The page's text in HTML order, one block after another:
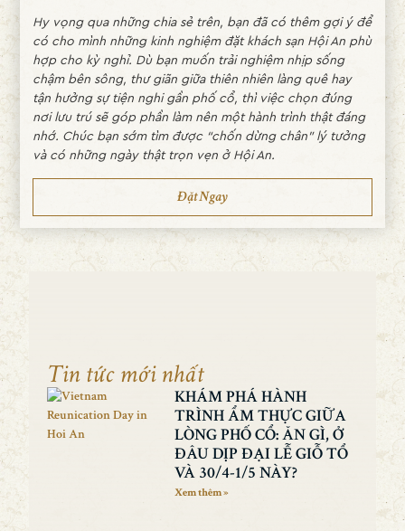
Hy vọng qua những chia sẻ trên, bạn đã có thêm gợi ý để
có cho mình những kinh nghiệm đặt khách sạn Hội An phù
hợp cho kỳ nghỉ. Dù bạn muốn trải nghiệm nhịp sống
chậm bên sông, thư giãn giữa thiên nhiên làng quê hay
tận hưởng sự tiện nghi gần phố cổ, thì việc chọn đúng
nơi lưu trú sẽ góp phần làm nên một hành trình thật đáng
nhớ. Chúc bạn sớm tìm được “chốn dừng chân” lý tưởng
và có những ngày thật trọn vẹn ở Hội An.
Đặt Ngay
Tin tức mới nhất
KHÁM PHÁ HÀNH
TRÌNH ẨM THỰC GIỮA
LÒNG PHỐ CỔ: ĂN GÌ, Ở
ĐÂU DỊP ĐẠI LỄ GIỖ TỔ
VÀ 30/4-1/5 NÀY?
Xem thêm »